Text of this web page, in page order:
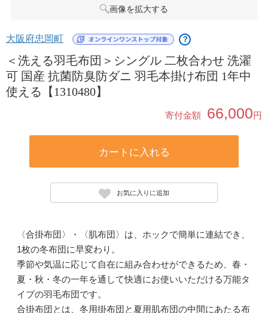
画像を拡大する
大阪府忠岡町 ？
＜洗える羽毛布団＞シングル 二枚合わせ 洗濯
可 国産 抗菌防臭防ダニ 羽毛本掛け布団 1年中
使える【1310480】
寄付金額 66,000円
カートに入れる
お気に入りに追加
〈合掛布団〉・〈肌布団〉は、ホックで簡単に連結でき、
1枚の冬布団に早変わり。
季節や気温に応じて自在に組み合わせができるため、春・
夏・秋・冬の一年を通して快適にお使いいただける万能タ
イプの羽毛布団です。
合掛布団とは、冬用掛布団と夏用肌布団の中間にあたる布